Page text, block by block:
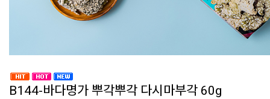
B144-바다명가 뿌각뿌각 다시마부각 60g